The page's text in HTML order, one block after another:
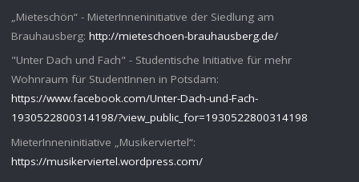
„Mieteschön“ - MieterInneninitiative der Siedlung am
Brauhausberg: http://mieteschoen-brauhausberg.de/
"Unter Dach und Fach" - Studentische Initiative für mehr
Wohnraum für StudentInnen in Potsdam:
https://www.facebook.com/Unter-Dach-und-Fach-
1930522800314198/?view_public_for=1930522800314198
MieterInneninitiative „Musikerviertel“:
https://musikerviertel.wordpress.com/